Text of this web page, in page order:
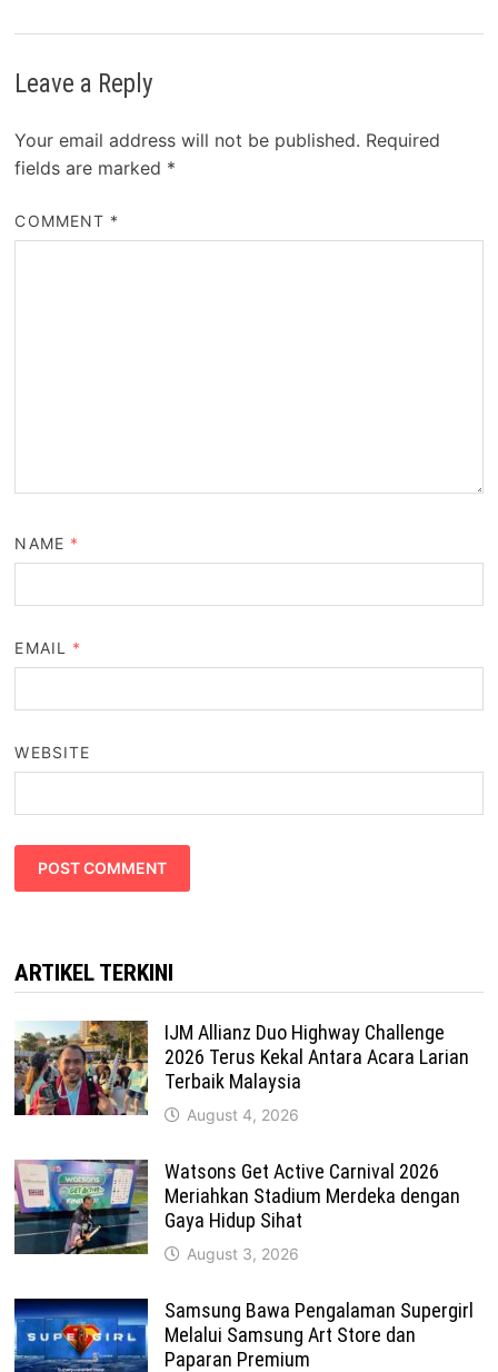
Leave a Reply
Your email address will not be published. Required
fields are marked *
COMMENT *
NAME *
EMAIL *
WEBSITE
ARTIKEL TERKINI
IJM Allianz Duo Highway Challenge
2026 Terus Kekal Antara Acara Larian
Terbaik Malaysia
August 4, 2026
Watsons Get Active Carnival 2026
Meriahkan Stadium Merdeka dengan
Gaya Hidup Sihat
August 3, 2026
Samsung Bawa Pengalaman Supergirl
Melalui Samsung Art Store dan
Paparan Premium